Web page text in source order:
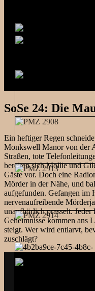
SoSe 24: Die
Ein heftiger Regen
Monkswell Manor von der
Straßen, tote
bereiten sich Mollie und
Gäste vor. Doch eine
Mörder in der Nähe, und
aufgefunden. Gefangen im
nervenaufreibende
unaufhörlich prasselt. Jeder
Geheimnisse kommen ans
steigt. Wer wird entlarvt,
zuschlägt?